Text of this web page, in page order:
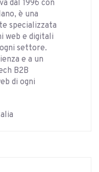
dal 1996 con
è una
specializzata
web e digitali
settore.
e a un
B2B
di ogni